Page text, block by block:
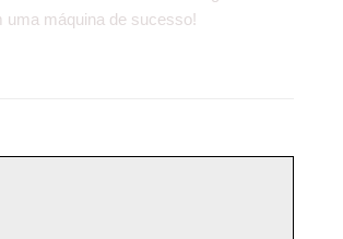
uma máquina de sucesso!